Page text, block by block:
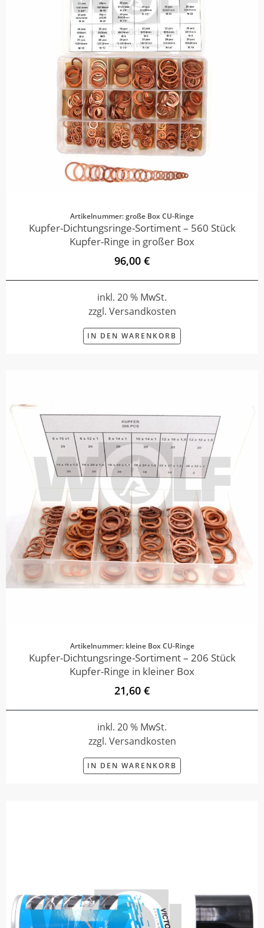
Artikelnummer: große Box CU-Ringe
Kupfer-Dichtungsringe-Sortiment – 560 Stück
Kupfer-Ringe in großer Box
96,00 €
inkl. 20 % MwSt.
zzgl. Versandkosten
IN DEN WARENKORB
Artikelnummer: kleine Box CU-Ringe
Kupfer-Dichtungsringe-Sortiment – 206 Stück
Kupfer-Ringe in kleiner Box
21,60 €
inkl. 20 % MwSt.
zzgl. Versandkosten
IN DEN WARENKORB